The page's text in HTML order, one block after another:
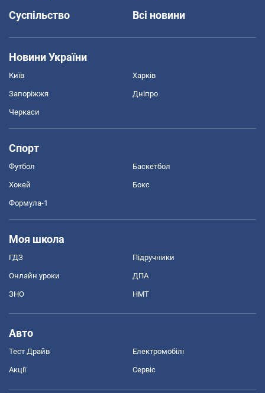
Суспільство
Всі новини
Новини України
Київ Харків
Запоріжжя Дніпро
Черкаси
Спорт
Футбол Баскетбол
Хокей Бокс
Формула-1
Моя школа
ГДЗ Підручники
Онлайн уроки ДПА
ЗНО НМТ
Авто
Тест Драйв Електромобілі
Акції Сервіс